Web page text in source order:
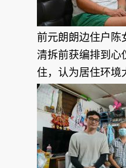
前元朗朗边住户陈
清拆前获编排到心
住，认为居住环境